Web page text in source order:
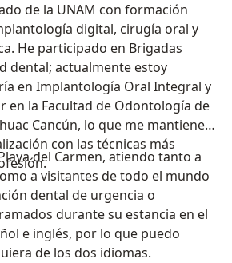
de la UNAM con formación
digital, cirugía oral y
He participado en Brigadas
dental; actualmente estoy
en Implantología Oral Integral y
en la Facultad de Odontología de
Cancún, lo que me mantiene
con las técnicas más
del Carmen, atiendo tanto a
a visitantes de todo el mundo
dental de urgencia o
durante su estancia en el
e inglés, por lo que puedo
de los dos idiomas.